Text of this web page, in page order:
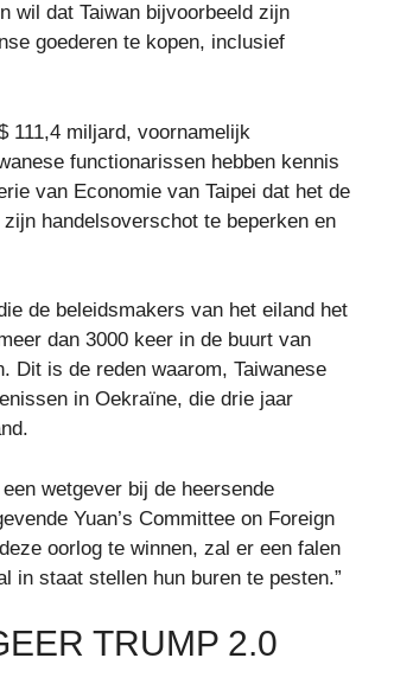
wil dat Taiwan bijvoorbeeld zijn
goederen te kopen, inclusief
111,4 miljard, voornamelijk
functionarissen hebben kennis
van Economie van Taipei dat het de
handelsoverschot te beperken en
de beleidsmakers van het eiland het
dan 3000 keer in de buurt van
Dit is de reden waarom, Taiwanese
in Oekraïne, die drie jaar
wetgever bij de heersende
Yuan’s Committee on Foreign
oorlog te winnen, zal er een falen
in staat stellen hun buren te pesten.”
TRUMP 2.0